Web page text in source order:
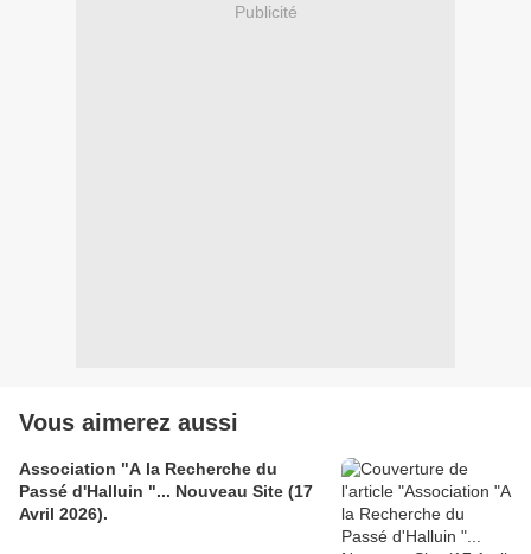
Publicité
Vous aimerez aussi
Association "A la Recherche du
Passé d'Halluin "... Nouveau Site (17
Avril 2026).